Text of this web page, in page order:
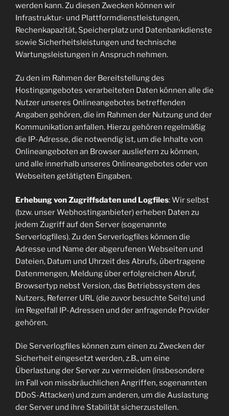
werden kann. Zu diesen Zwecken können wir
Infrastruktur- und Plattformdienstleistungen,
Rechenkapazität, Speicherplatz und Datenbankdienste
sowie Sicherheitsleistungen und technische
Wartungsleistungen in Anspruch nehmen.
Zu den im Rahmen der Bereitstellung des
Hostingangebotes verarbeiteten Daten können alle die
Nutzer unseres Onlineangebotes betreffenden
Angaben gehören, die im Rahmen der Nutzung und der
Kommunikation anfallen. Hierzu gehören regelmäßig
die IP-Adresse, die notwendig ist, um die Inhalte von
Onlineangeboten an Browser ausliefern zu können,
und alle innerhalb unseres Onlineangebotes oder von
Webseiten getätigten Eingaben.
Erhebung von Zugriffsdaten und Logfiles: Wir selbst
(bzw. unser Webhostinganbieter) erheben Daten zu
jedem Zugriff auf den Server (sogenannte
Serverlogfiles). Zu den Serverlogfiles können die
Adresse und Name der abgerufenen Webseiten und
Dateien, Datum und Uhrzeit des Abrufs, übertragene
Datenmengen, Meldung über erfolgreichen Abruf,
Browsertyp nebst Version, das Betriebssystem des
Nutzers, Referrer URL (die zuvor besuchte Seite) und
im Regelfall IP-Adressen und der anfragende Provider
gehören.
Die Serverlogfiles können zum einen zu Zwecken der
Sicherheit eingesetzt werden, z.B., um eine
Überlastung der Server zu vermeiden (insbesondere
im Fall von missbräuchlichen Angriffen, sogenannten
DDoS-Attacken) und zum anderen, um die Auslastung
der Server und ihre Stabilität sicherzustellen.